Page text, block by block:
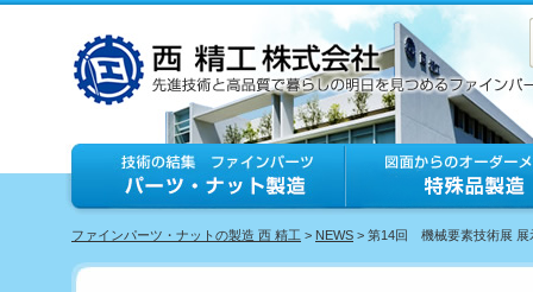
ファインパーツ・ナットの製造 西 精工 > NEWS > 第14回 機械要素技術展